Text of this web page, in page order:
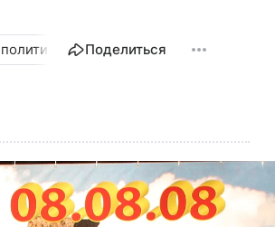
Новости
Поделиться